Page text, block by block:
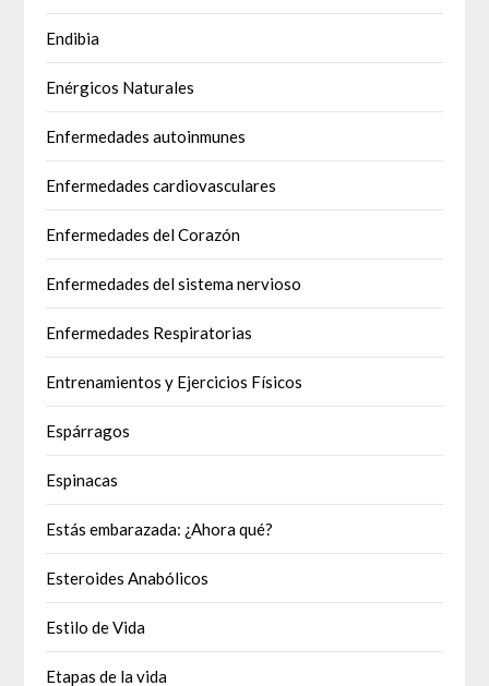
Endibia
Enérgicos Naturales
Enfermedades autoinmunes
Enfermedades cardiovasculares
Enfermedades del Corazón
Enfermedades del sistema nervioso
Enfermedades Respiratorias
Entrenamientos y Ejercicios Físicos
Espárragos
Espinacas
Estás embarazada: ¿Ahora qué?
Esteroides Anabólicos
Estilo de Vida
Etapas de la vida